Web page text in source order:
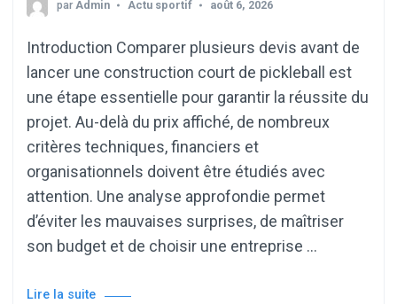
parAdmin Actu sportif août 6, 2026
Introduction Comparer plusieurs devis avant de
lancer une construction court de pickleball est
une étape essentielle pour garantir la réussite du
projet. Au-delà du prix affiché, de nombreux
critères techniques, financiers et
organisationnels doivent être étudiés avec
attention. Une analyse approfondie permet
d’éviter les mauvaises surprises, de maîtriser
son budget et de choisir une entreprise …
Lire la suite